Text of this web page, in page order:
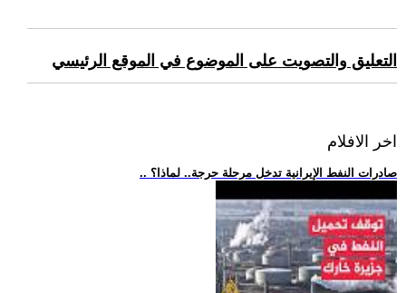
التعليق والتصويت على الموضوع في الموقع الرئيسي
اخر الافلام
.. صادرات النفط الإيرانية تدخل مرحلة حرجة.. لماذا؟